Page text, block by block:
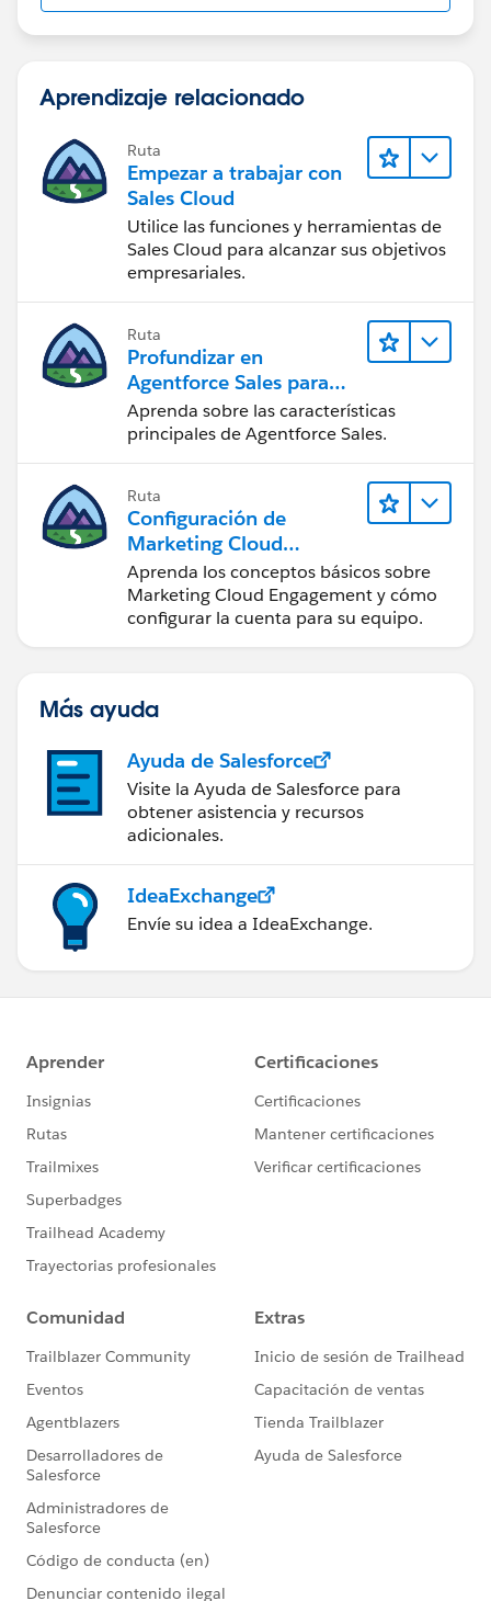
Aprendizaje relacionado
Ruta
Empezar a trabajar con
Sales Cloud
Utilice las funciones y herramientas de
Sales Cloud para alcanzar sus objetivos
empresariales.
Ruta
Profundizar en
Agentforce Sales para
administradores
Aprenda sobre las características
principales de Agentforce Sales.
Ruta
Configuración de
Marketing Cloud
Engagement
Aprenda los conceptos básicos sobre
Marketing Cloud Engagement y cómo
configurar la cuenta para su equipo.
Más ayuda
Ayuda de Salesforce
Visite la Ayuda de Salesforce para
obtener asistencia y recursos
adicionales.
IdeaExchange
Envíe su idea a IdeaExchange.